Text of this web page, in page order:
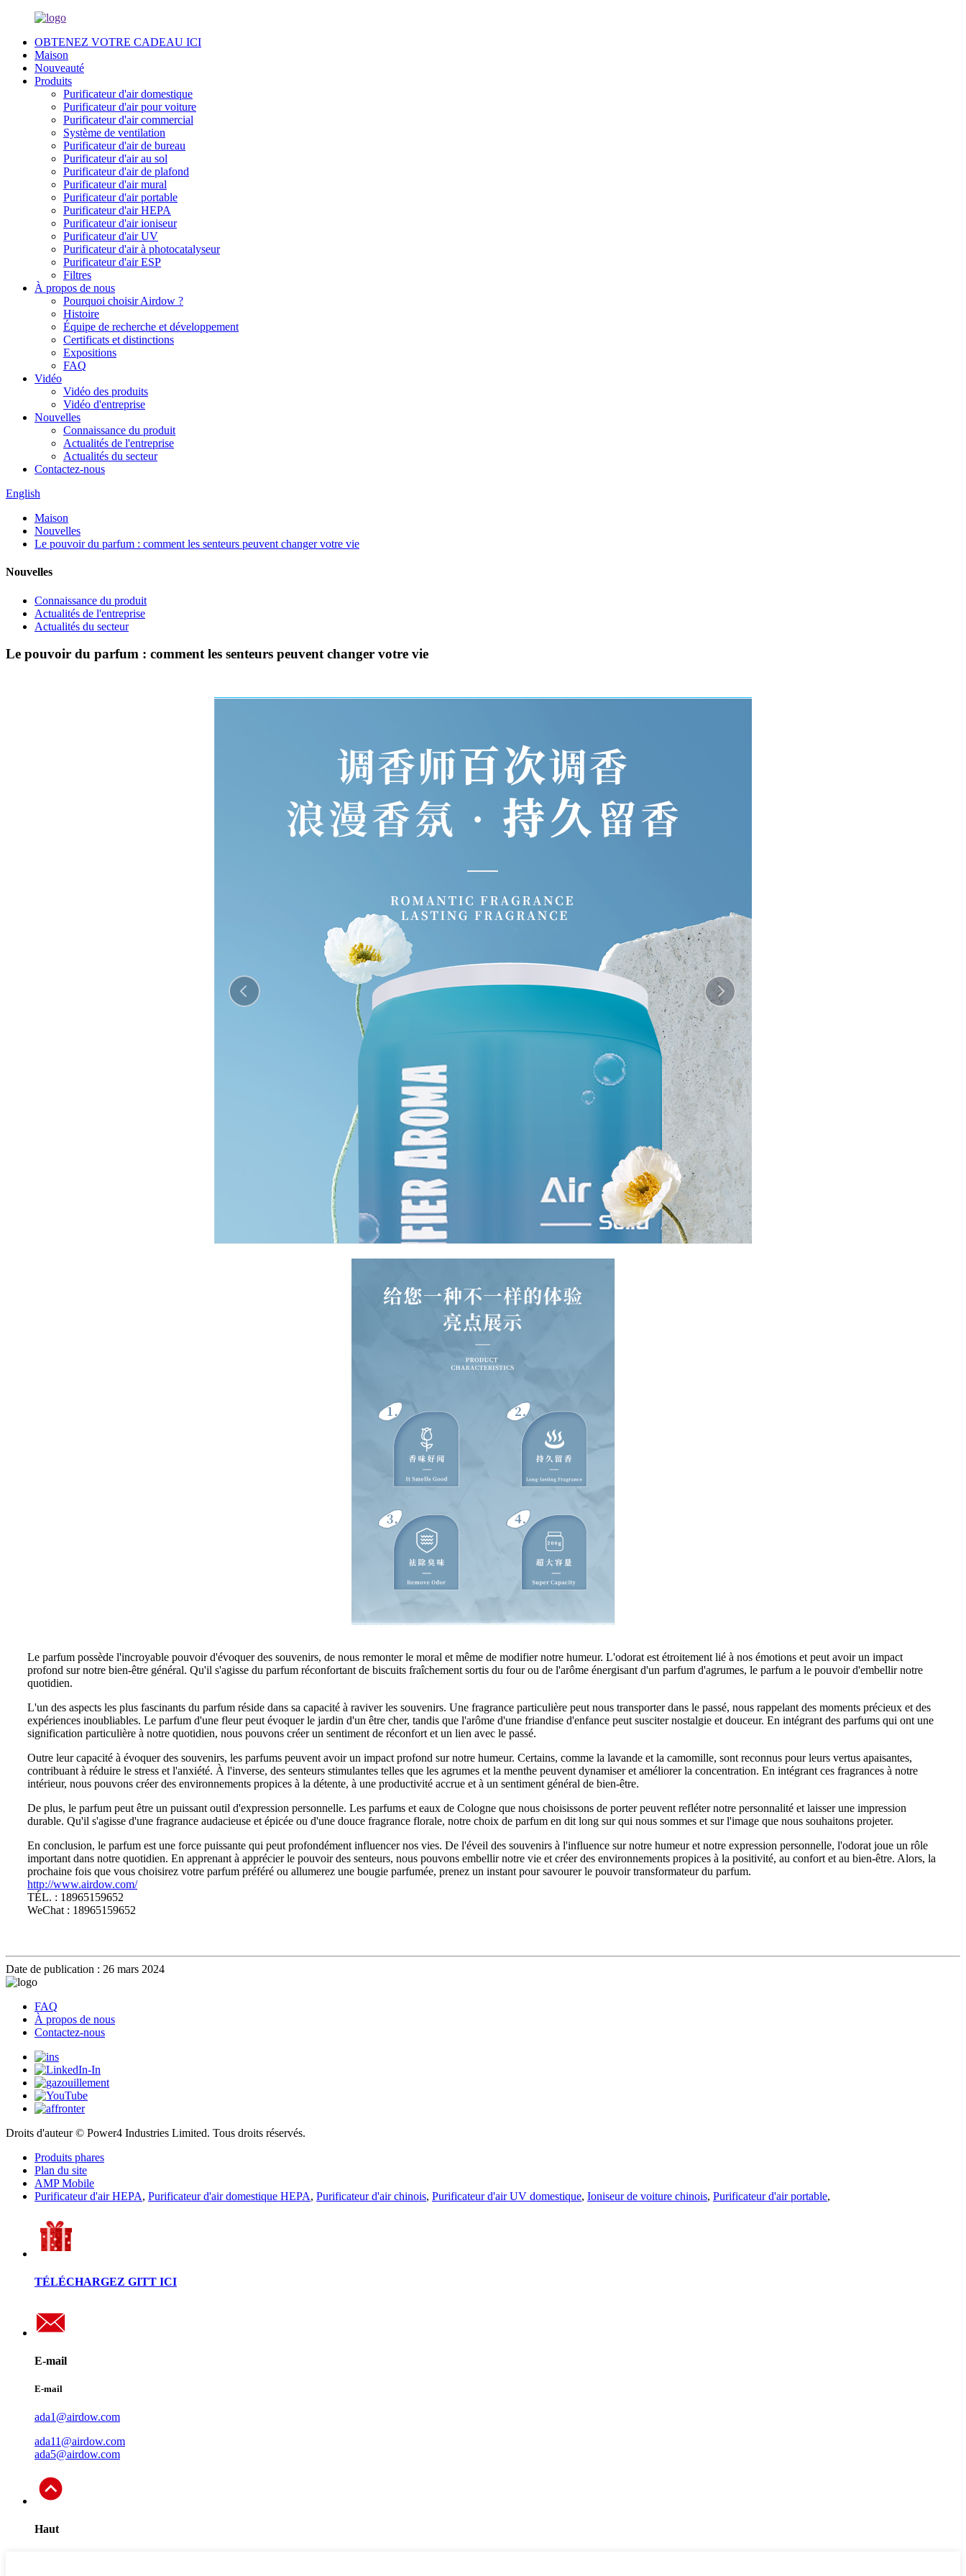
OBTENEZ VOTRE CADEAU ICI
Maison
Nouveauté
Produits
Purificateur d'air domestique
Purificateur d'air pour voiture
Purificateur d'air commercial
Système de ventilation
Purificateur d'air de bureau
Purificateur d'air au sol
Purificateur d'air de plafond
Purificateur d'air mural
Purificateur d'air portable
Purificateur d'air HEPA
Purificateur d'air ioniseur
Purificateur d'air UV
Purificateur d'air à photocatalyseur
Purificateur d'air ESP
Filtres
À propos de nous
Pourquoi choisir Airdow ?
Histoire
Équipe de recherche et développement
Certificats et distinctions
Expositions
FAQ
Vidéo
Vidéo des produits
Vidéo d'entreprise
Nouvelles
Connaissance du produit
Actualités de l'entreprise
Actualités du secteur
Contactez-nous
English
Maison
Nouvelles
Le pouvoir du parfum : comment les senteurs peuvent changer votre vie
Nouvelles
Connaissance du produit
Actualités de l'entreprise
Actualités du secteur
Le pouvoir du parfum : comment les senteurs peuvent changer votre vie
Le parfum possède l'incroyable pouvoir d'évoquer des souvenirs, de nous remonter le moral et même de modifier notre humeur. L'odorat est étroitement lié à nos émotions et peut avoir un impact
profond sur notre bien-être général. Qu'il s'agisse du parfum réconfortant de biscuits fraîchement sortis du four ou de l'arôme énergisant d'un parfum d'agrumes, le parfum a le pouvoir d'embellir notre
quotidien.
L'un des aspects les plus fascinants du parfum réside dans sa capacité à raviver les souvenirs. Une fragrance particulière peut nous transporter dans le passé, nous rappelant des moments précieux et des
expériences inoubliables. Le parfum d'une fleur peut évoquer le jardin d'un être cher, tandis que l'arôme d'une friandise d'enfance peut susciter nostalgie et douceur. En intégrant des parfums qui ont une
signification particulière à notre quotidien, nous pouvons créer un sentiment de réconfort et un lien avec le passé.
Outre leur capacité à évoquer des souvenirs, les parfums peuvent avoir un impact profond sur notre humeur. Certains, comme la lavande et la camomille, sont reconnus pour leurs vertus apaisantes,
contribuant à réduire le stress et l'anxiété. À l'inverse, des senteurs stimulantes telles que les agrumes et la menthe peuvent dynamiser et améliorer la concentration. En intégrant ces fragrances à notre
intérieur, nous pouvons créer des environnements propices à la détente, à une productivité accrue et à un sentiment général de bien-être.
De plus, le parfum peut être un puissant outil d'expression personnelle. Les parfums et eaux de Cologne que nous choisissons de porter peuvent refléter notre personnalité et laisser une impression
durable. Qu'il s'agisse d'une fragrance audacieuse et épicée ou d'une douce fragrance florale, notre choix de parfum en dit long sur qui nous sommes et sur l'image que nous souhaitons projeter.
En conclusion, le parfum est une force puissante qui peut profondément influencer nos vies. De l'éveil des souvenirs à l'influence sur notre humeur et notre expression personnelle, l'odorat joue un rôle
important dans notre quotidien. En apprenant à apprécier le pouvoir des senteurs, nous pouvons embellir notre vie et créer des environnements propices à la positivité, au confort et au bien-être. Alors, la
prochaine fois que vous choisirez votre parfum préféré ou allumerez une bougie parfumée, prenez un instant pour savourer le pouvoir transformateur du parfum.
http://www.airdow.com/
TÉL. : 18965159652
WeChat : 18965159652
Date de publication : 26 mars 2024
FAQ
À propos de nous
Contactez-nous
Droits d'auteur © Power4 Industries Limited. Tous droits réservés.
Produits phares
Plan du site
AMP Mobile
Purificateur d'air HEPA, Purificateur d'air domestique HEPA, Purificateur d'air chinois, Purificateur d'air UV domestique, Ioniseur de voiture chinois, Purificateur d'air portable,
TÉLÉCHARGEZ GITT ICI
E-mail
E-mail
ada1@airdow.com
ada11@airdow.com
ada5@airdow.com
Haut